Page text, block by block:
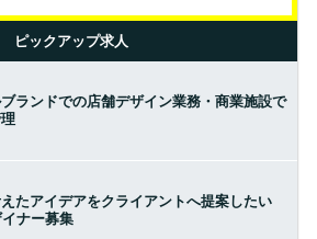
ピックアップ求人
ランドでの店舗デザイン業務・商業施設で
たアイデアをクライアントへ提案したい
ナー募集